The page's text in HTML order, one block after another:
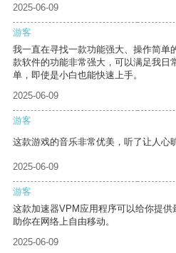
2025-06-09
游客
我一直在寻找一款功能强大、操作简单
款软件的功能非常强大，可以满足我日
单，即使是小白也能快速上手。
2025-06-09
游客
这款游戏的音乐非常优美，听了让人心
2025-06-09
游客
这款加速器VPM应用程序可以给你提
助你在网络上自由移动。
2025-06-09